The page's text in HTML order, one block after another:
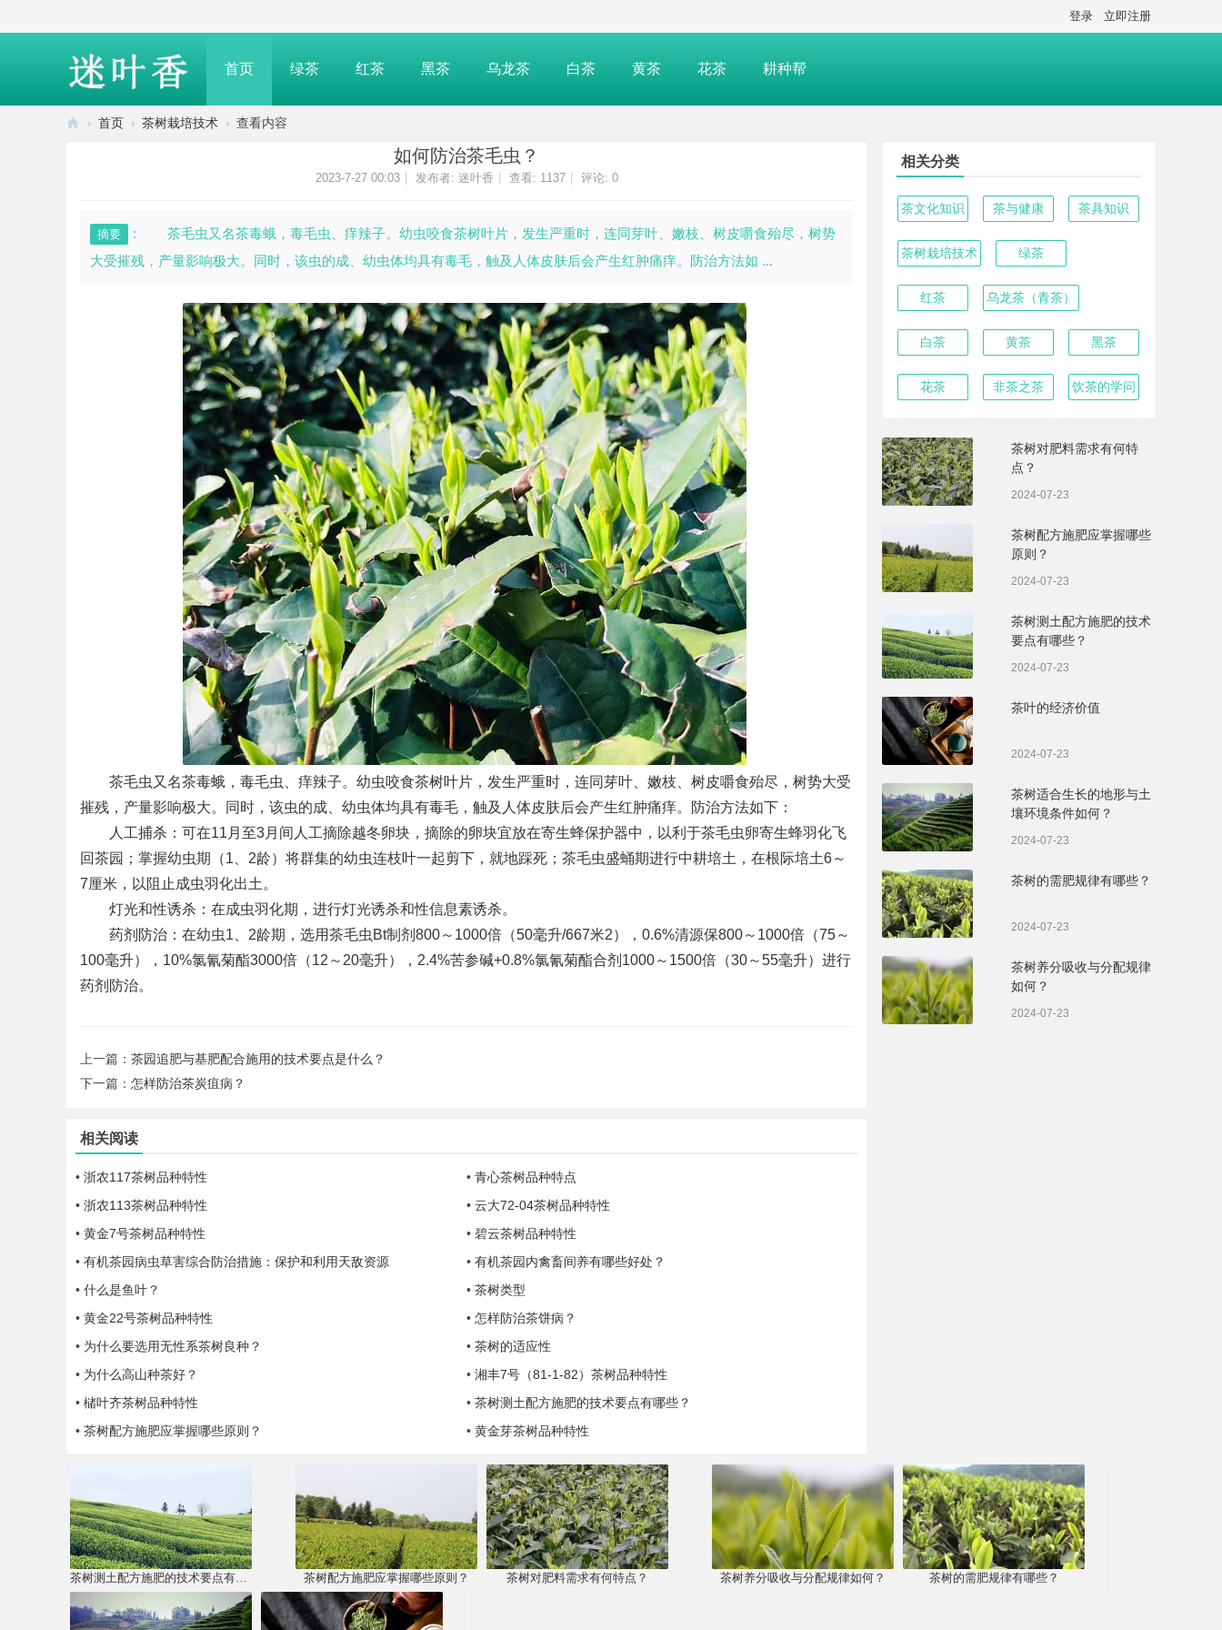
登录 立即注册
首页 绿茶 红茶 黑茶 乌龙茶 白茶 黄茶 花茶 耕种帮
› 首页 › 茶树栽培技术 › 查看内容
如何防治茶毛虫？
2023-7-27 00:03 发布者: 迷叶香 查看: 1137 评论: 0
摘要
: 茶毛虫又名茶毒蛾，毒毛虫、痒辣子。幼虫咬食茶树叶片，发生严重时，连同芽叶、嫩枝、树皮嚼食殆尽，树势
大受摧残，产量影响极大。同时，该虫的成、幼虫体均具有毒毛，触及人体皮肤后会产生红肿痛痒。防治方法如 ...
茶毛虫又名茶毒蛾，毒毛虫、痒辣子。幼虫咬食茶树叶片，发生严重时，连同芽叶、嫩枝、树皮嚼食殆尽，树势大受
摧残，产量影响极大。同时，该虫的成、幼虫体均具有毒毛，触及人体皮肤后会产生红肿痛痒。防治方法如下：
人工捕杀：可在11月至3月间人工摘除越冬卵块，摘除的卵块宜放在寄生蜂保护器中，以利于茶毛虫卵寄生蜂羽化飞
回茶园；掌握幼虫期（1、2龄）将群集的幼虫连枝叶一起剪下，就地踩死；茶毛虫盛蛹期进行中耕培土，在根际培土6～
7厘米，以阻止成虫羽化出土。
灯光和性诱杀：在成虫羽化期，进行灯光诱杀和性信息素诱杀。
药剂防治：在幼虫1、2龄期，选用茶毛虫Bt制剂800～1000倍（50毫升/667米2），0.6%清源保800～1000倍（75～
100毫升），10%氯氰菊酯3000倍（12～20毫升），2.4%苦参碱+0.8%氯氰菊酯合剂1000～1500倍（30～55毫升）进行
药剂防治。
上一篇： 茶园追肥与基肥配合施用的技术要点是什么？
下一篇： 怎样防治茶炭疽病？
相关阅读
• 浙农117茶树品种特性 • 青心茶树品种特点
• 浙农113茶树品种特性 • 云大72-04茶树品种特性
• 黄金7号茶树品种特性 • 碧云茶树品种特性
• 有机茶园病虫草害综合防治措施：保护和利用天敌资源 • 有机茶园内禽畜间养有哪些好处？
• 什么是鱼叶？ • 茶树类型
• 黄金22号茶树品种特性 • 怎样防治茶饼病？
• 为什么要选用无性系茶树良种？ • 茶树的适应性
• 为什么高山种茶好？ • 湘丰7号（81-1-82）茶树品种特性
• 槠叶齐茶树品种特性 • 茶树测土配方施肥的技术要点有哪些？
• 茶树配方施肥应掌握哪些原则？ • 黄金芽茶树品种特性
相关分类
茶文化知识 茶与健康 茶具知识
茶树栽培技术 绿茶
红茶 乌龙茶（青茶）
白茶 黄茶 黑茶
花茶 非茶之茶 饮茶的学问
茶树对肥料需求有何特
点？
2024-07-23
茶树配方施肥应掌握哪些
原则？
2024-07-23
茶树测土配方施肥的技术
要点有哪些？
2024-07-23
茶叶的经济价值
2024-07-23
茶树适合生长的地形与土
壤环境条件如何？
2024-07-23
茶树的需肥规律有哪些？
2024-07-23
茶树养分吸收与分配规律
如何？
2024-07-23
茶树测土配方施肥的技术要点有哪些？ 茶树配方施肥应掌握哪些原则？ 茶树对肥料需求有何特点？ 茶树养分吸收与分配规律如何？ 茶树的需肥规律有哪些？